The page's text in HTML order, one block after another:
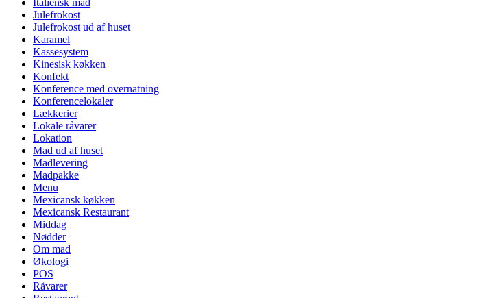
Italiensk mad
Julefrokost
Julefrokost ud af huset
Karamel
Kassesystem
Kinesisk køkken
Konfekt
Konference med overnatning
Konferencelokaler
Lækkerier
Lokale råvarer
Lokation
Mad ud af huset
Madlevering
Madpakke
Menu
Mexicansk køkken
Mexicansk Restaurant
Middag
Nødder
Om mad
Økologi
POS
Råvarer